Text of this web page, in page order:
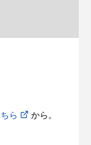
ら から。